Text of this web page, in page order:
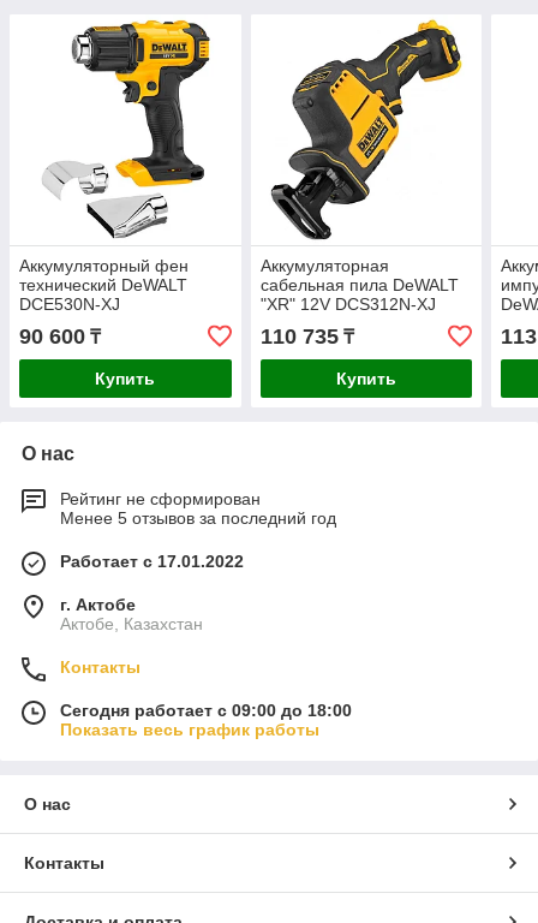
Аккумуляторный фен
технический DeWALT
DCE530N-XJ
90 600 ₸
Купить
Аккумуляторная
сабельная пила DeWALT
"XR" 12V DCS312N-XJ
110 735₸
Купить
О нас
Рейтинг не сформирован
Менее 5 отзывов за последний год
Работает с 17.01.2022
г. Актобе
Актобе, Казахстан
Контакты
Сегодня работает с 09:00 до 18:00
Показать весь график работы
О нас
Контакты